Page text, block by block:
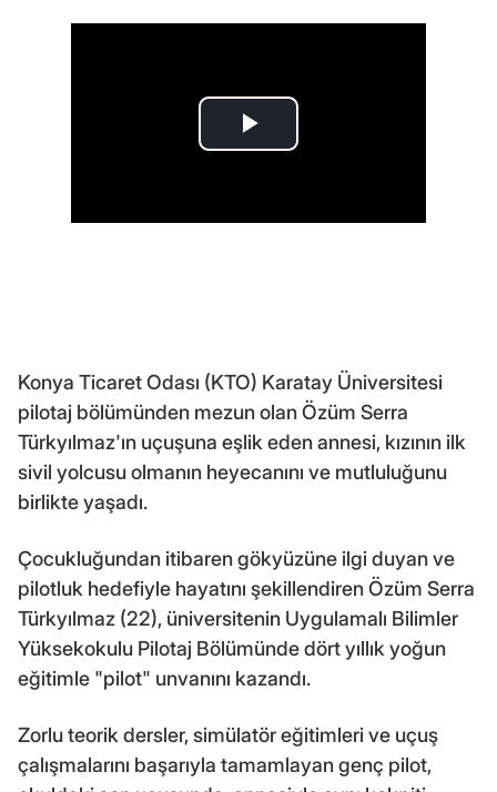
Konya Ticaret Odası (KTO) Karatay Üniversitesi
pilotaj bölümünden mezun olan Özüm Serra
Türkyılmaz'ın uçuşuna eşlik eden annesi, kızının ilk
sivil yolcusu olmanın heyecanını ve mutluluğunu
birlikte yaşadı.
Çocukluğundan itibaren gökyüzüne ilgi duyan ve
pilotluk hedefiyle hayatını şekillendiren Özüm Serra
Türkyılmaz (22), üniversitenin Uygulamalı Bilimler
Yüksekokulu Pilotaj Bölümünde dört yıllık yoğun
eğitimle "pilot" unvanını kazandı.
Zorlu teorik dersler, simülatör eğitimleri ve uçuş
çalışmalarını başarıyla tamamlayan genç pilot,